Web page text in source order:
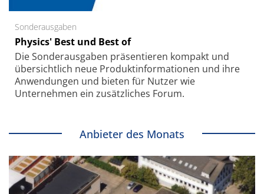
Sonderausgaben
Physics' Best und Best of
Die Sonder­ausgaben präsentieren kompakt und
übersichtlich neue Produkt­informationen und ihre
Anwendungen und bieten für Nutzer wie
Unternehmen ein zusätzliches Forum.
Anbieter des Monats